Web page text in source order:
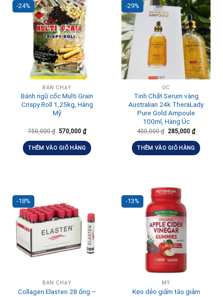
-24%
BÁN CHẠY
Bánh ngũ cốc Multi Grain
Crispy Roll 1,25kg, Hàng
Mỹ
750,000₫ 570,000 ₫
THÊM VÀO GIỎ HÀNG
-29%
ÚC
Tinh Chất Serum vàng
Australian 24k TheraLady
Pure Gold Ampoule
100ml, Hàng Úc
400,000₫ 285,000 ₫
THÊM VÀO GIỎ HÀNG
-18%
BÁN CHẠY
Collagen Elasten 28 ống –
-13%
MỸ
Kẹo dẻo giấm táo giảm